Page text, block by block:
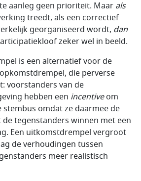
aanleg geen prioriteit. Maar als
treedt, als een correctief
georganiseerd wordt, dan
zeker wel in beeld.
is een alternatief voor de
die perverse
voorstanders van de
hebben een incentiveom
stembus omdat ze daarmee de
tegenstanders winnen met een
Een uitkomstdrempel vergroot
de verhoudingen tussen
meer realistisch